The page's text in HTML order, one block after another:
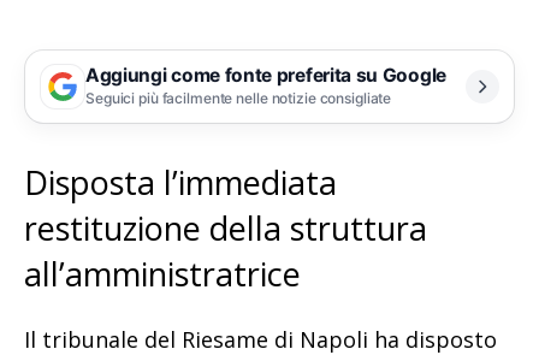
Aggiungi come fonte preferita su Google
Seguici più facilmente nelle notizie consigliate
Disposta l’immediata
restituzione della struttura
all’amministratrice
Il tribunale del Riesame di Napoli ha disposto